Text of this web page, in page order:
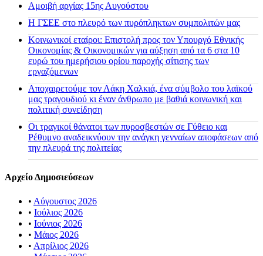
Αμοιβή αργίας 15ης Αυγούστου
H ΓΣΕΕ στο πλευρό των πυρόπληκτων συμπολιτών μας
Κοινωνικοί εταίροι: Επιστολή προς τον Υπουργό Εθνικής
Οικονομίας & Οικονομικών για αύξηση από τα 6 στα 10
ευρώ του ημερήσιου ορίου παροχής σίτισης των
εργαζόμενων
Αποχαιρετούμε τον Λάκη Χαλκιά, ένα σύμβολο του λαϊκού
μας τραγουδιού κι έναν άνθρωπο με βαθιά κοινωνική και
πολιτική συνείδηση
Οι τραγικοί θάνατοι των πυροσβεστών σε Γύθειο και
Ρέθυμνο αναδεικνύουν την ανάγκη γενναίων αποφάσεων από
την πλευρά της πολιτείας
Αρχείο Δημοσιεύσεων
• Αύγουστος 2026
• Ιούλιος 2026
• Ιούνιος 2026
• Μάιος 2026
• Απρίλιος 2026